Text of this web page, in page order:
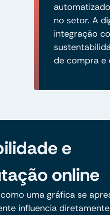
no setor. A
integração
de compra e
e
online
uma gráfica se
influencia